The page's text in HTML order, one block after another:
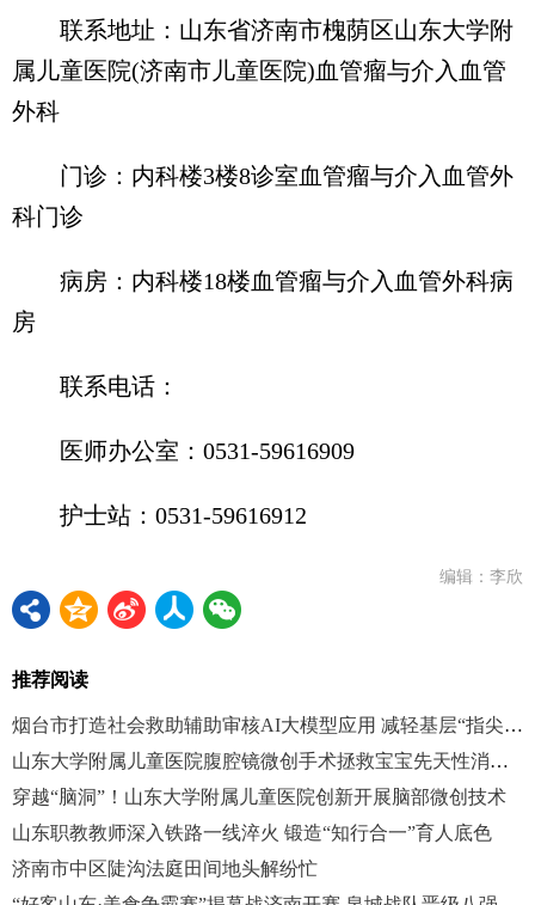
联系地址：山东省济南市槐荫区山东大学附
属儿童医院(济南市儿童医院)血管瘤与介入血管
外科
门诊：内科楼3楼8诊室血管瘤与介入血管外
科门诊
病房：内科楼18楼血管瘤与介入血管外科病
房
联系电话：
医师办公室：0531-59616909
护士站：0531-59616912
编辑：李欣
推荐阅读
烟台市打造社会救助辅助审核AI大模型应用 减轻基层“指尖”负担
山东大学附属儿童医院腹腔镜微创手术拯救宝宝先天性消化道畸形
穿越“脑洞”！山东大学附属儿童医院创新开展脑部微创技术
山东职教教师深入铁路一线淬火 锻造“知行合一”育人底色
济南市中区陡沟法庭田间地头解纷忙